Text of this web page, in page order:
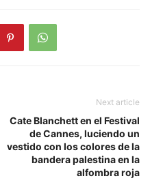
Next article
Cate Blanchett en el Festival
de Cannes, luciendo un
vestido con los colores de la
bandera palestina en la
alfombra roja